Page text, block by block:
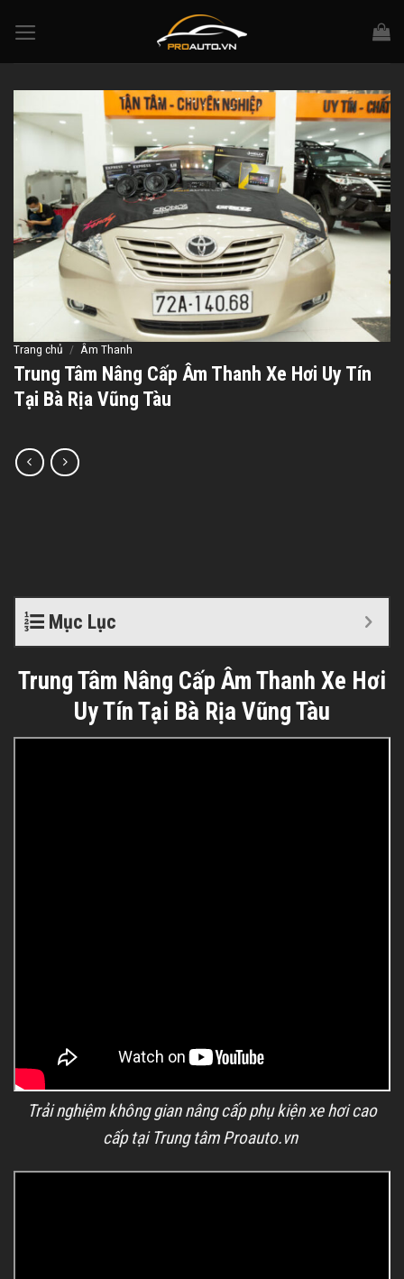
Trang chủ / Âm Thanh
Trung Tâm Nâng Cấp Âm Thanh Xe Hơi Uy Tín
Tại Bà Rịa Vũng Tàu
Mục Lục
Trung Tâm Nâng Cấp Âm Thanh Xe Hơi
Uy Tín Tại Bà Rịa Vũng Tàu
Trải nghiệm không gian nâng cấp phụ kiện xe hơi cao
cấp tại Trung tâm Proauto.vn